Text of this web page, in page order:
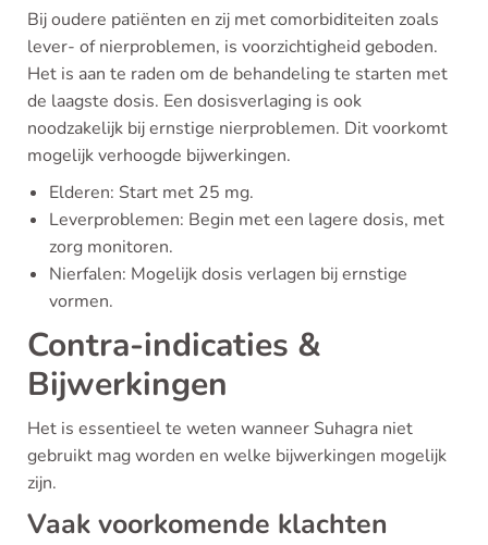
Bij oudere patiënten en zij met comorbiditeiten zoals
lever- of nierproblemen, is voorzichtigheid geboden.
Het is aan te raden om de behandeling te starten met
de laagste dosis. Een dosisverlaging is ook
noodzakelijk bij ernstige nierproblemen. Dit voorkomt
mogelijk verhoogde bijwerkingen.
Elderen: Start met 25 mg.
Leverproblemen: Begin met een lagere dosis, met
zorg monitoren.
Nierfalen: Mogelijk dosis verlagen bij ernstige
vormen.
Contra-indicaties &
Bijwerkingen
Het is essentieel te weten wanneer Suhagra niet
gebruikt mag worden en welke bijwerkingen mogelijk
zijn.
Vaak voorkomende klachten